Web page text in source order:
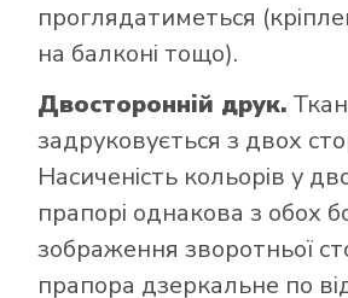
проглядатиметься
на балконі тощо).
Двосторонній друк.
задруковується з двох
Насиченість кольорів у
прапорі однакова з обох
зображення зворотньої
прапора дзеркальне по